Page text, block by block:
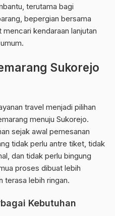
terutama bagi
bepergian bersama
kendaraan lanjutan
Sukorejo
travel menjadi pilihan
menuju Sukorejo.
sejak awal pemesanan
tidak perlu antre tiket, tidak
dan tidak perlu bingung
proses dibuat lebih
terasa lebih ringan.
Kebutuhan